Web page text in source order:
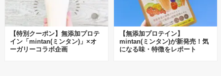
【特別クーポン】無添加プロテ
イン「mintan(ミンタン)」×オ
ーガリーコラボ企画
【無添加プロテイン】
mintan(ミンタン)が新発売！気
になる味・特徴をレポート